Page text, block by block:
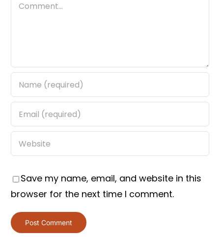
Save my name, email, and website in this
browser for the next time I comment.